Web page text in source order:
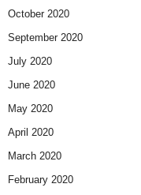
October 2020
September 2020
July 2020
June 2020
May 2020
April 2020
March 2020
February 2020